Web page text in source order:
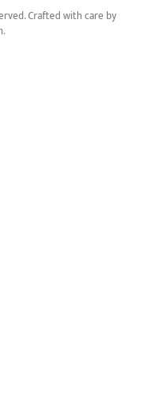
Crafted with care by
.